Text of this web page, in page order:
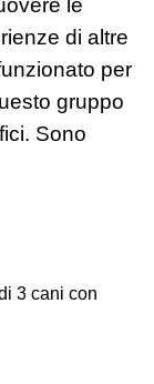
le
di altre
per
gruppo
Sono
3 cani con